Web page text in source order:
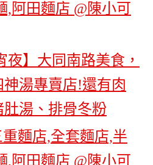
夜】大同南路美食，
湯專賣店!還有肉
肚湯、排骨冬粉